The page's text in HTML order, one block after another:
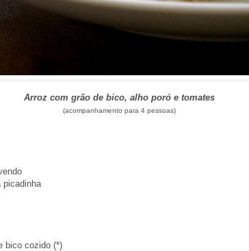
Arroz com grão de bico, alho poró e tomates
(acompanhamento para 4 pessoas)
picadinha
bico cozido (*)